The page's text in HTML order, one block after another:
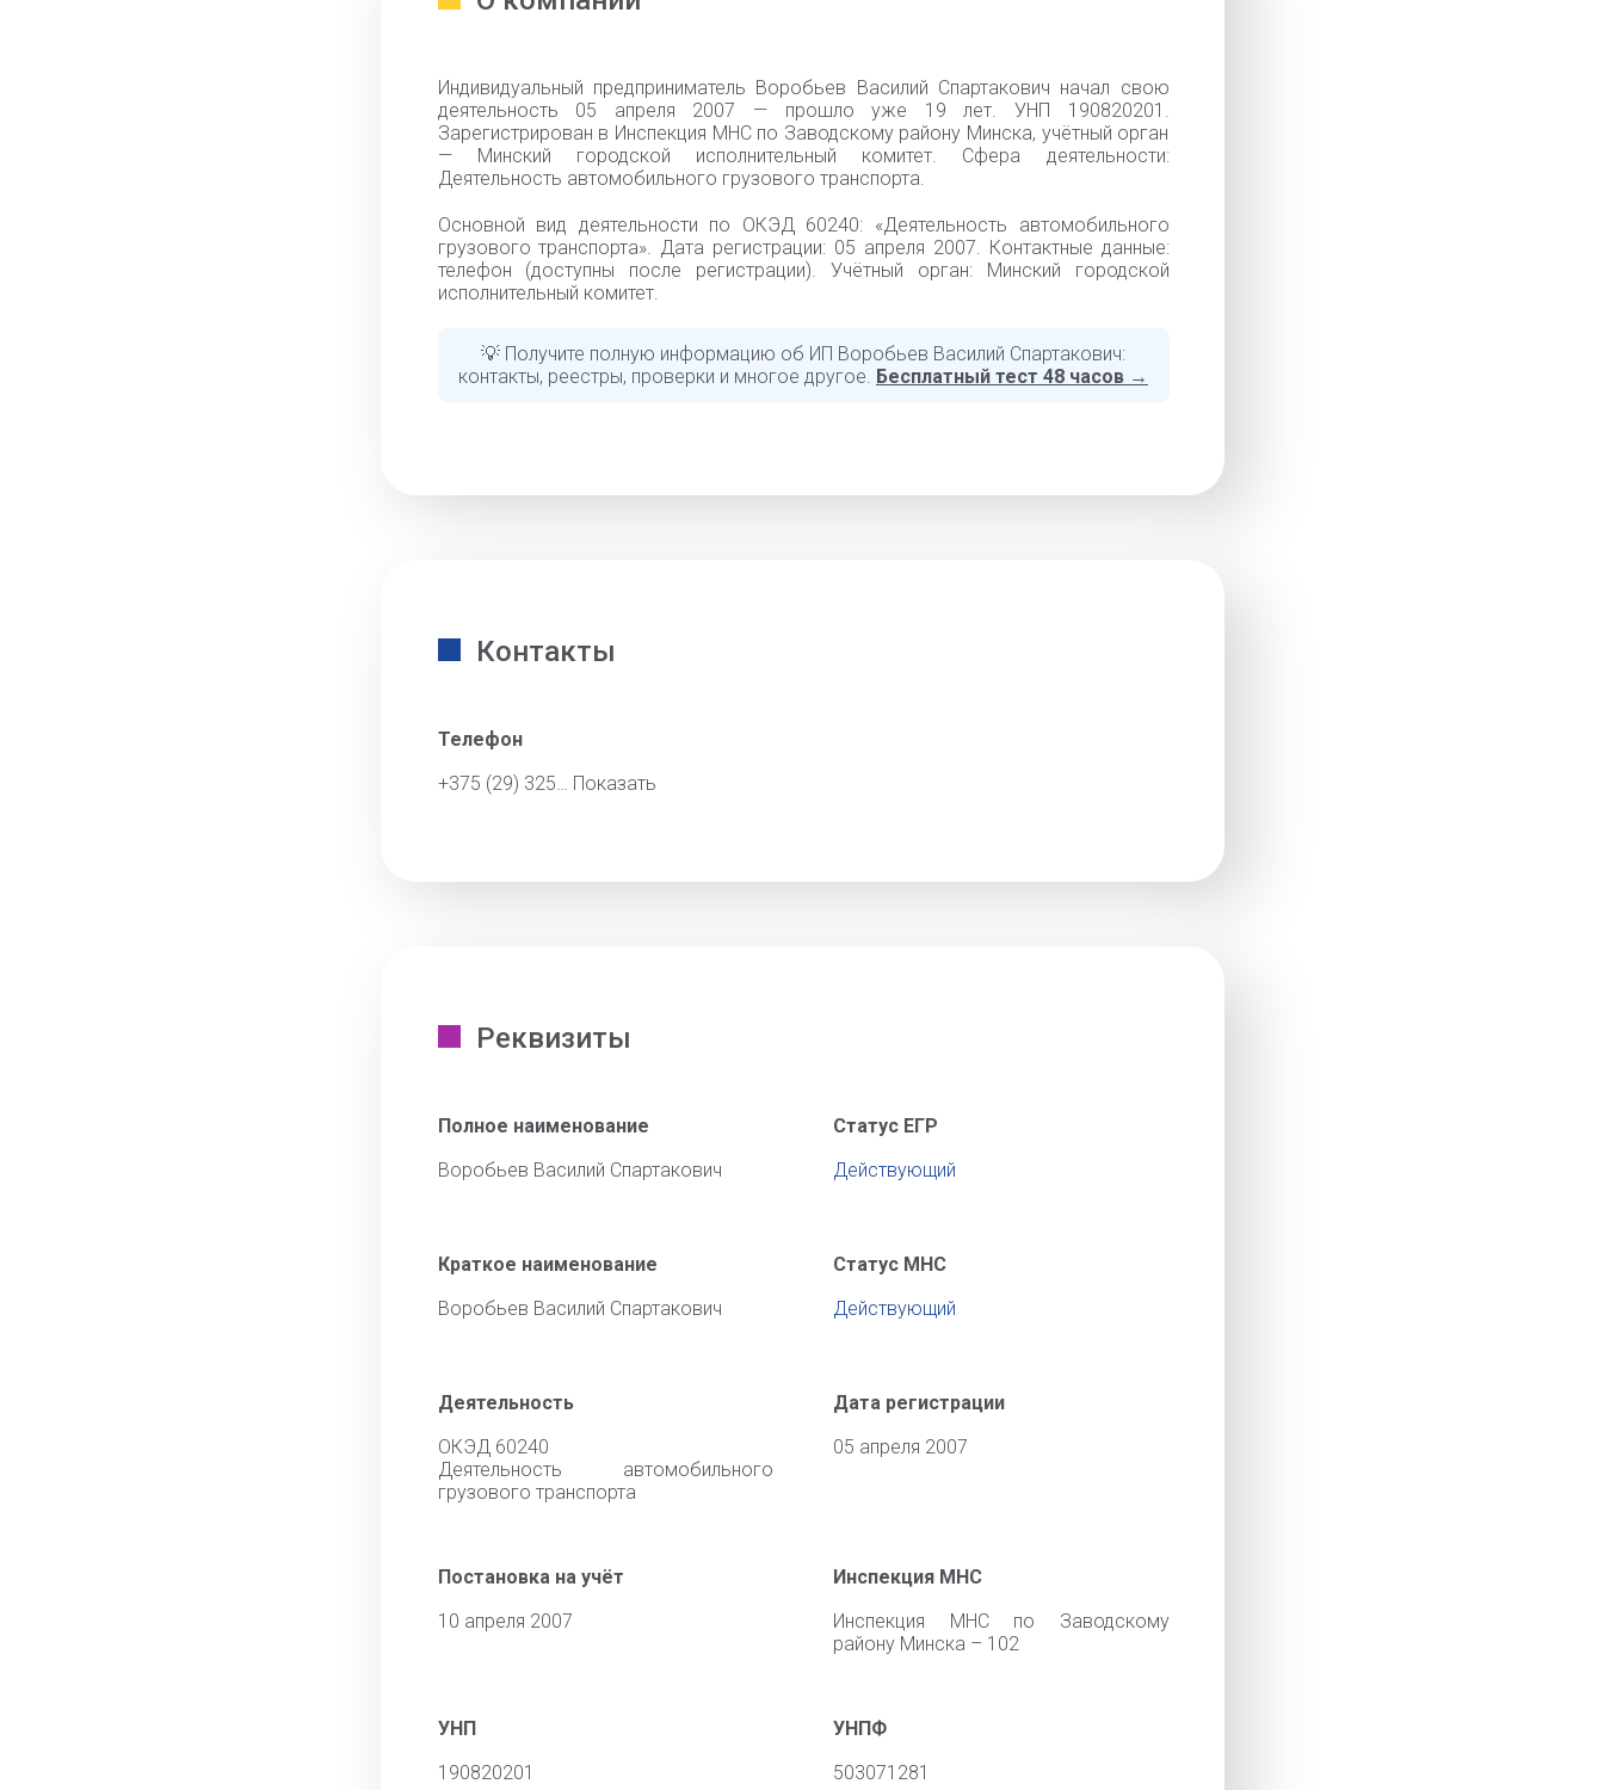
Индивидуальный предприниматель Воробьев Василий Спартакович начал свою
деятельность 05 апреля 2007 — прошло уже 19 лет. УНП 190820201.
Зарегистрирован в Инспекция МНС по Заводскому району Минска, учётный орган
— Минский городской исполнительный комитет. Сфера деятельности:
Деятельность автомобильного грузового транспорта.
Основной вид деятельности по ОКЭД 60240: «Деятельность автомобильного
грузового транспорта». Дата регистрации: 05 апреля 2007. Контактные данные:
телефон (доступны после регистрации). Учётный орган: Минский городской
исполнительный комитет.
💡 Получите полную информацию об ИП Воробьев Василий Спартакович:
контакты, реестры, проверки и многое другое. Бесплатный тест 48 часов →
Контакты
Телефон
+375 (29) 325… Показать
Реквизиты
Полное наименование
Воробьев Василий Спартакович
Статус ЕГР
Действующий
Краткое наименование
Воробьев Василий Спартакович
Статус МНС
Действующий
Деятельность
ОКЭД 60240
Деятельность автомобильного
грузового транспорта
Дата регистрации
05 апреля 2007
Постановка на учёт
10 апреля 2007
Инспекция МНС
Инспекция МНС по Заводскому
району Минска – 102
УНП
190820201
УНПФ
503071281